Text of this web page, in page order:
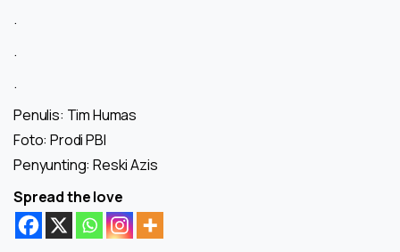
.
.
.
Penulis: Tim Humas
Foto: Prodi PBI
Penyunting: Reski Azis
Spread the love